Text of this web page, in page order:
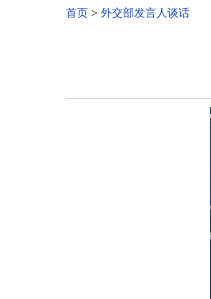
首页 > 外交部发言人谈话